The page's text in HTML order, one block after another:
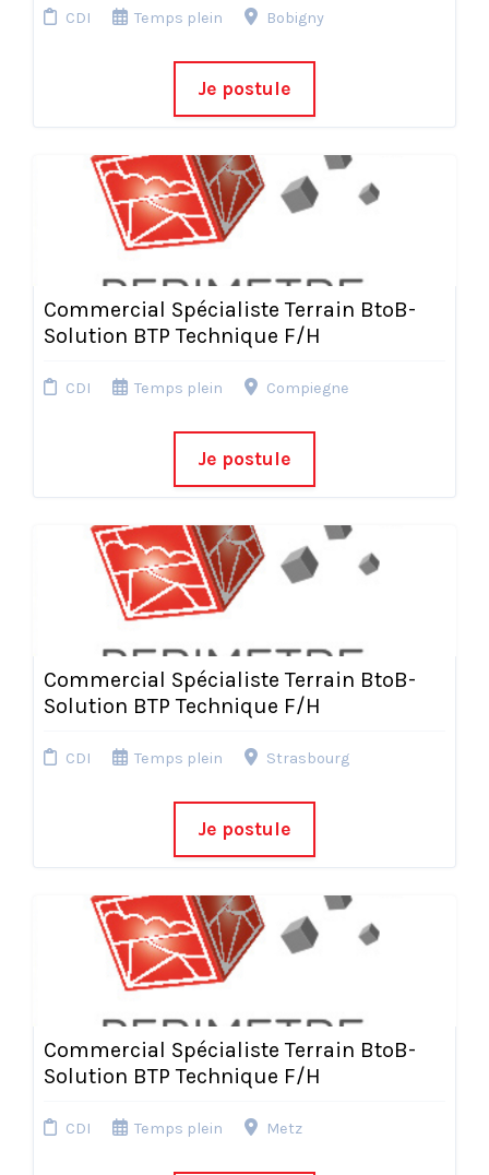
CDI Temps plein Bobigny
Je postule
Commercial Spécialiste Terrain BtoB-
Solution BTP Technique F/H
CDI Temps plein Compiegne
Je postule
Commercial Spécialiste Terrain BtoB-
Solution BTP Technique F/H
CDI Temps plein Strasbourg
Je postule
Commercial Spécialiste Terrain BtoB-
Solution BTP Technique F/H
CDI Temps plein Metz